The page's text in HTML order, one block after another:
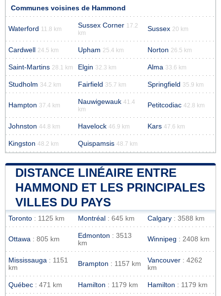
Communes voisines de Hammond
Waterford 11.8 km Sussex Corner 17.2
km
Sussex 20 km
Cardwell 24.5 km Upham 25.4 km Norton 26.5 km
Saint-Martins 28.1 km Elgin 32.3 km Alma 33.6 km
Studholm 34.2 km Fairfield 35.7 km Springfield 35.9 km
Hampton 37.4 km Nauwigewauk 41.4
km
Petitcodiac 42.8 km
Johnston 44.8 km Havelock 46.9 km Kars 47.6 km
Kingston 48.2 km Quispamsis 48.7 km
DISTANCE LINÉAIRE ENTRE
HAMMOND ET LES PRINCIPALES
VILLES DU PAYS
Toronto : 1125 km Montréal : 645 km Calgary : 3588 km
Ottawa : 805 km Edmonton : 3513
km
Winnipeg : 2408 km
Mississauga : 1151
km
Brampton : 1157 km Vancouver : 4262
km
Québec : 471 km Hamilton : 1179 km Hamilton : 1179 km